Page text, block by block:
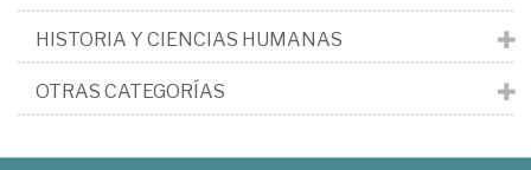
HISTORIA Y CIENCIAS HUMANAS
OTRAS CATEGORÍAS